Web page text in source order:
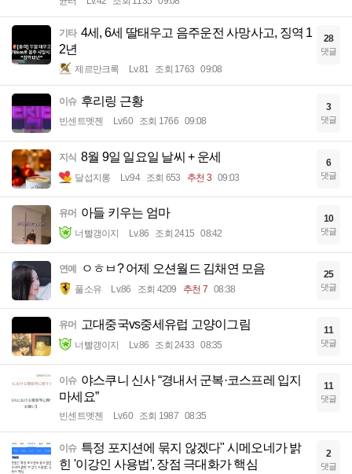
기타 4세, 6세 딸태우고 음주운전 사망사고, 징역 1
2년
제르만크록 Lv.81 조회 1763 09:08
28
댓글
이슈 후리링 근황
빈센트멧젠 Lv.60 조회 1766 09:08
3
댓글
지식 8월 9일 일요일 날씨 + 운세
달섭지롱 Lv.94 조회 653 추천 3 09:03
6
댓글
유머 아들 키우는 엄마
너빨갱이지 Lv.86 조회 2415 08:42
10
댓글
연예 ㅇㅎㅂ? 어제 오션월드 김채연 모음
풀소유 Lv.86 조회 4209 추천 7 08:38
25
댓글
유머 고대중국vs중세유럽 고양이그림
너빨갱이지 Lv.86 조회 2433 08:35
11
댓글
이슈 야스쿠니 신사 “경내서 군복·코스프레 입지
마세요”
빈센트멧젠 Lv.60 조회 1987 08:35
11
댓글
이슈 특정 포지션에 묶지 않겠다" 시메오네가 밝
힌 '이강인 사용법', 장점 극대화가 핵심
2
댓글